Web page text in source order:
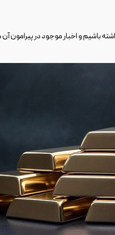
باشیم و اخبار موجود در پیرامون آن